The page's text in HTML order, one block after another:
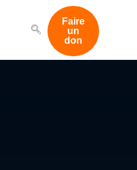
Faire
un
don